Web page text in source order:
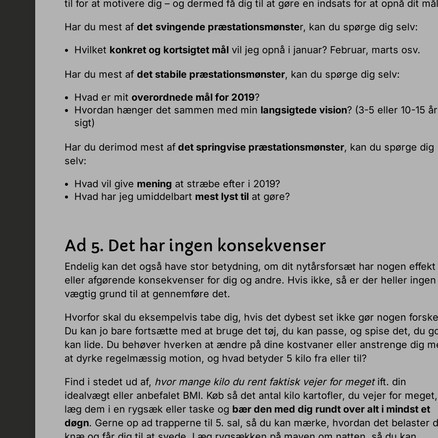
til for at motivere dig – og dermed få dig til at gøre en indsats for at opnå dit
Har du mest af det svingende præstationsmønster, kan du spørge dig selv:
Hvilket konkret og kortsigtet mål vil jeg opnå i januar? Februar, marts osv.
Har du mest af det stabile præstationsmønster, kan du spørge dig selv:
Hvad er mit overordnede mål for 2019?
Hvordan hænger det sammen med min langsigtede vision? (3-5 eller 10-15
sigt)
Har du derimod mest af det springvise præstationsmønster, kan du spørge dig
selv:
Hvad vil give mening at stræbe efter i 2019?
Hvad har jeg umiddelbart mest lyst til at gøre?
Ad 5. Det har ingen konsekvenser
Endelig kan det også have stor betydning, om dit nytårsforsæt har nogen effekt
eller afgørende konsekvenser for dig og andre. Hvis ikke, så er der heller ingen
vægtig grund til at gennemføre det.
Hvorfor skal du eksempelvis tabe dig, hvis det dybest set ikke gør nogen
Du kan jo bare fortsætte med at bruge det tøj, du kan passe, og spise det, du
kan lide. Du behøver hverken at ændre på dine kostvaner eller anstrenge dig
at dyrke regelmæssig motion, og hvad betyder 5 kilo fra eller til?
Find i stedet ud af, hvor mange kilo du rent faktisk vejer for megetift. din
idealvægt eller anbefalet BMI. Køb så det antal kilo kartofler, du vejer for meget,
læg dem i en rygsæk eller taske og bær den med dig rundt over alt i mindst et
døgn. Gerne op ad trapperne til 5. sal, så du kan mærke, hvordan det belaster